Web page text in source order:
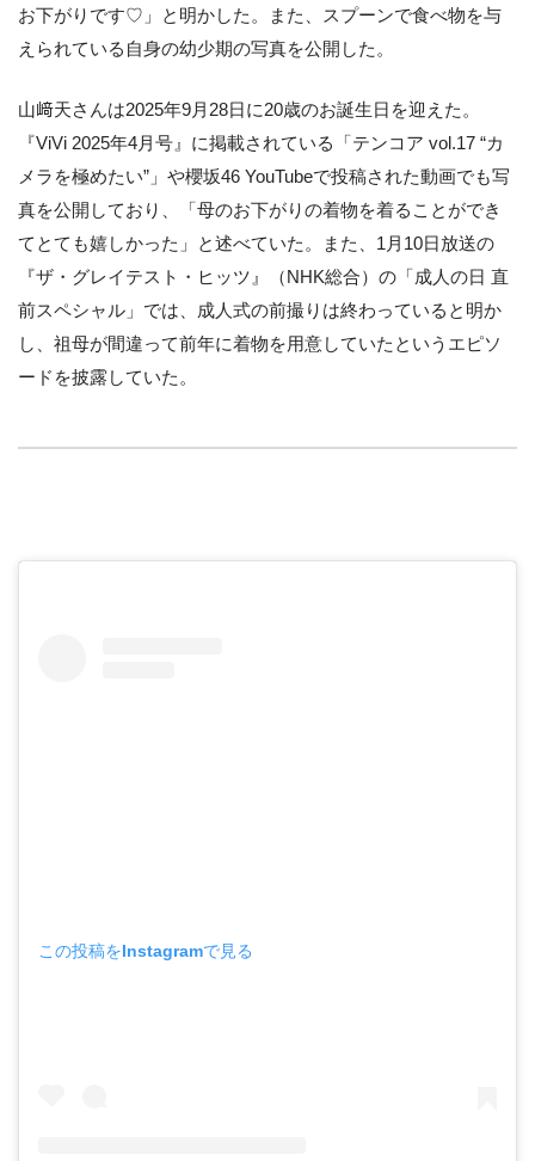
お下がりです♡」と明かした。また、スプーンで食べ物を与
えられている自身の幼少期の写真を公開した。
山﨑天さんは2025年9月28日に20歳のお誕生日を迎えた。
『ViVi 2025年4月号』に掲載されている「テンコア vol.17 “カ
メラを極めたい”」や櫻坂46 YouTubeで投稿された動画でも写
真を公開しており、「母のお下がりの着物を着ることができ
てとても嬉しかった」と述べていた。また、1月10日放送の
『ザ・グレイテスト・ヒッツ』（NHK総合）の「成人の日 直
前スペシャル」では、成人式の前撮りは終わっていると明か
し、祖母が間違って前年に着物を用意していたというエピソ
ードを披露していた。
この投稿をInstagramで見る